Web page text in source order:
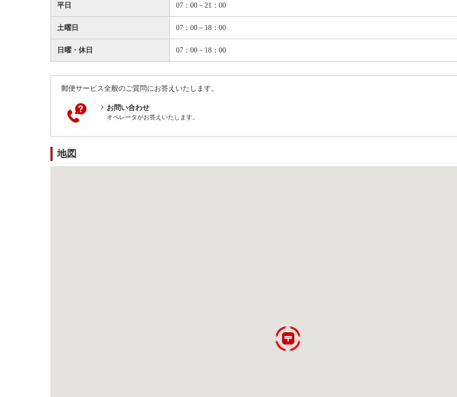
平日 07：00－21：00
土曜日 07：00－18：00
日曜・休日 07：00－18：00
郵便サービス全般のご質問にお答えいたします。
お問い合わせ
オペレータがお答えいたします。
地図